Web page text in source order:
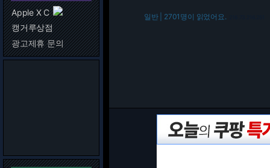
Apple X C
캥거루상점
광고제휴 문의
일반 | 2701명이 읽었어요.